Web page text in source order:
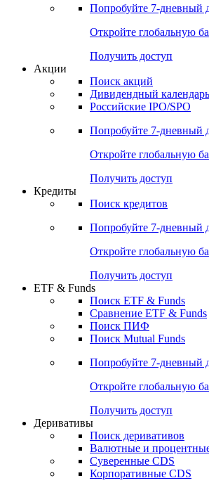
Попробуйте 7-дневный
Откройте глобальную
Получить доступ
Акции
Поиск акций
Дивидендный календарь
Российские IPO/SPO
Попробуйте 7-дневный
Откройте глобальную
Получить доступ
Кредиты
Поиск кредитов
Попробуйте 7-дневный
Откройте глобальную
Получить доступ
ETF & Funds
Поиск ETF & Funds
Сравнение ETF & Funds
Поиск ПИФ
Поиск Mutual Funds
Попробуйте 7-дневный
Откройте глобальную
Получить доступ
Деривативы
Поиск деривативов
Валютные и
Суверенные CDS
Корпоративные CDS